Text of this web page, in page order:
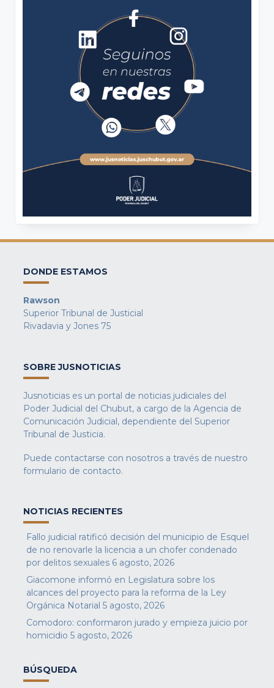
DONDE ESTAMOS
Rawson
Superior Tribunal de Justicial
Rivadavia y Jones 75
SOBRE JUSNOTICIAS
Jusnoticias es un portal de noticias judiciales del
Poder Judicial del Chubut, a cargo de la Agencia de
Comunicación Judicial, dependiente del Superior
Tribunal de Justicia.
Puede contactarse con nosotros a través de nuestro
formulario de contacto.
NOTICIAS RECIENTES
Fallo judicial ratificó decisión del municipio de Esquel
de no renovarle la licencia a un chofer condenado
por delitos sexuales 6 agosto, 2026
Giacomone informó en Legislatura sobre los
alcances del proyecto para la reforma de la Ley
Orgánica Notarial 5 agosto, 2026
Comodoro: conformaron jurado y empieza juicio por
homicidio 5 agosto, 2026
BÚSQUEDA